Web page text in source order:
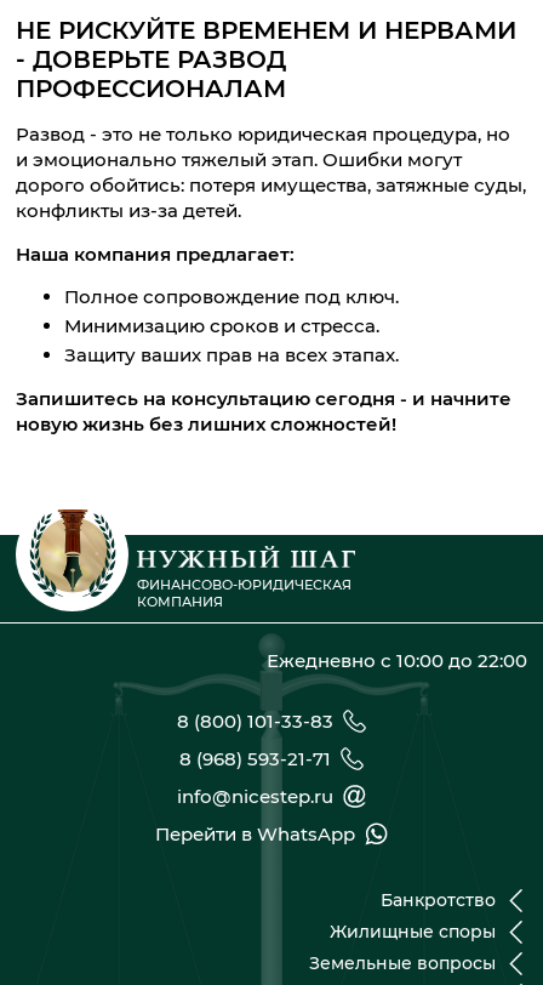
НЕ РИСКУЙТЕ ВРЕМЕНЕМ И НЕРВАМИ
- ДОВЕРЬТЕ РАЗВОД
ПРОФЕССИОНАЛАМ
Развод - это не только юридическая процедура, но
и эмоционально тяжелый этап. Ошибки могут
дорого обойтись: потеря имущества, затяжные суды,
конфликты из-за детей.
Наша компания предлагает:
Полное сопровождение под ключ.
Минимизацию сроков и стресса.
Защиту ваших прав на всех этапах.
Запишитесь на консультацию сегодня - и начните
новую жизнь без лишних сложностей!
ФИНАНСОВО-ЮРИДИЧЕСКАЯ
КОМПАНИЯ
Ежедневно с 10:00 до 22:00
8 (800) 101-33-83
8 (968) 593-21-71
info@nicestep.ru
Перейти в WhatsApp
Банкротство
Жилищные споры
Земельные вопросы